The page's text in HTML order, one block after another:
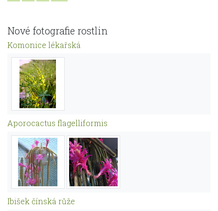
Nové fotografie rostlin
Komonice lékařská
Aporocactus flagelliformis
Ibišek čínská růže